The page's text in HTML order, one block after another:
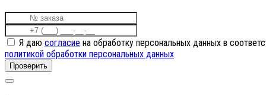
Я даю согласие на обработку персональных данных в
политикой обработки персональных данных
Проверить